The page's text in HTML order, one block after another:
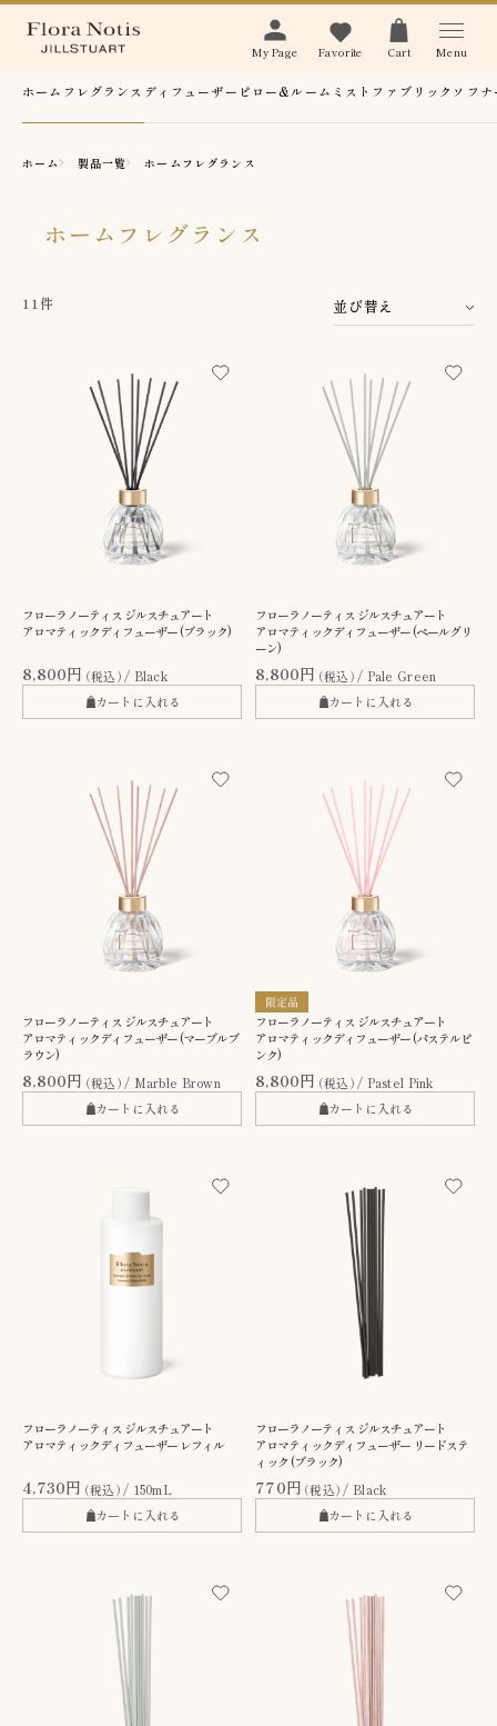
My Page Favorite Cart Menu
ホームフレグランス ディフューザー ピロー&ルームミスト ファブリックソフナ
ホーム 製品一覧 ホームフレグランス
ホームフレグランス
11件 並び替え
フローラノーティス ジルスチュアート
アロマティックディフューザー (ブラック)
8,800円（税込） Black
カートに入れる
フローラノーティス ジルスチュアート
アロマティックディフューザー (ペールグリ
ーン)
8,800円（税込） Pale Green
カートに入れる
フローラノーティス ジルスチュアート
アロマティックディフューザー (マーブルブ
ラウン)
8,800円（税込） Marble Brown
カートに入れる
フローラノーティス ジルスチュアート
アロマティックディフューザー (パステルピ
ンク)
8,800円（税込） Pastel Pink
カートに入れる
フローラノーティス ジルスチュアート
アロマティックディフューザー レフィル
4,730円（税込） 150mL
カートに入れる
フローラノーティス ジルスチュアート
アロマティックディフューザー リードステ
ィック (ブラック)
770円（税込） Black
カートに入れる